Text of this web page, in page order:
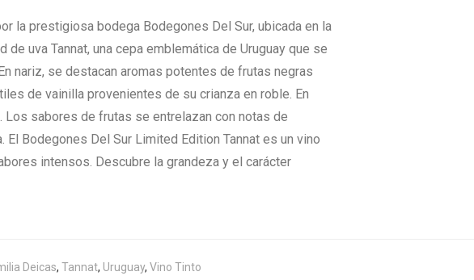
la prestigiosa bodega Bodegones Del Sur, ubicada en la
uva Tannat, una cepa emblemática de Uruguay que se
nariz, se destacan aromas potentes de frutas negras
de vainilla provenientes de su crianza en roble. En
sabores de frutas se entrelazan con notas de
Bodegones Del Sur Limited Edition Tannat es un vino
intensos. Descubre la grandeza y el carácter
Deicas, Tannat, Uruguay, Vino Tinto